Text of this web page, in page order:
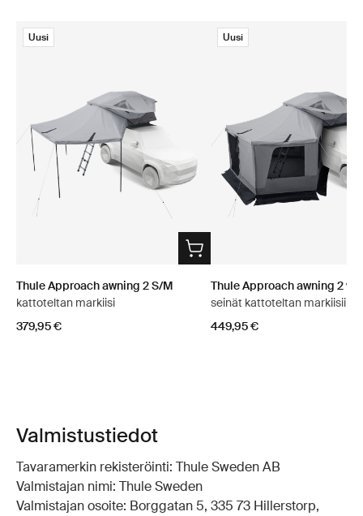
Uusi
Thule Approach awning 2 S/M
kattoteltan markiisi
379,95 €
Uusi
Thule Approach awning 2
seinät kattoteltan markiisiin
449,95 €
Valmistustiedot
Tavaramerkin rekisteröinti: Thule Sweden AB
Valmistajan nimi: Thule Sweden
Valmistajan osoite: Borggatan 5, 335 73 Hillerstorp,